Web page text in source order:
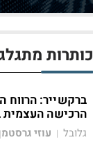
כותרות
הרכישה העצמית
גלובל | עוזי